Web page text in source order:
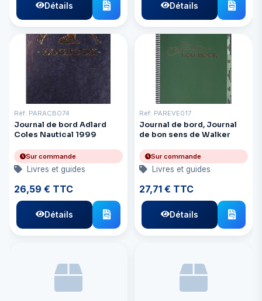
Détails Détails
Réf: PARACBO74
Journal de bord Adlard
Coles Nautical 1999
Sur commande
Livres et guides
26,59 € TTC
Détails
Réf: PAREVE017
Journal de bord, Journal
de bon sens de Walker
Sur commande
Livres et guides
27,71 € TTC
Détails